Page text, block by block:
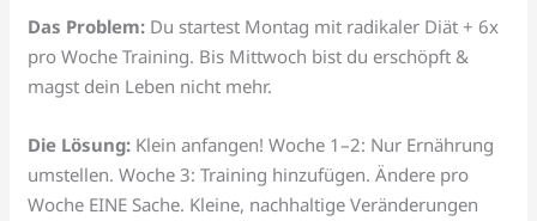
Das Problem: Du startest Montag mit radikaler Diät + 6x
pro Woche Training. Bis Mittwoch bist du erschöpft &
magst dein Leben nicht mehr.
Die Lösung: Klein anfangen! Woche 1–2: Nur Ernährung
umstellen. Woche 3: Training hinzufügen. Ändere pro
Woche EINE Sache. Kleine, nachhaltige Veränderungen